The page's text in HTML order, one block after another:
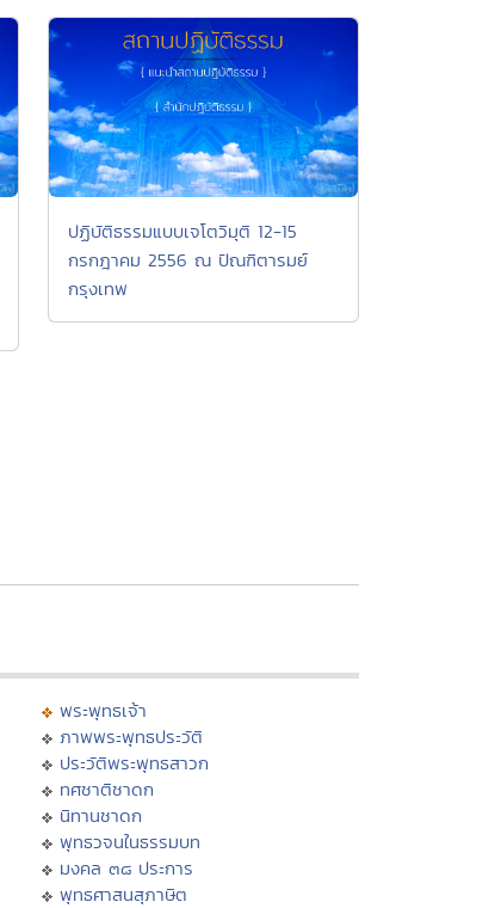
ปฏิบัติธรรมแบบเจโตวิมุติ 12-15
กรกฎาคม 2556 ณ ปัณฑิตารมย์
กรุงเทพ
พระพุทธเจ้า
ภาพพระพุทธประวัติ
ประวัติพระพุทธสาวก
ทศชาติชาดก
นิทานชาดก
พุทธวจนในธรรมบท
มงคล ๓๘ ประการ
พุทธศาสนสุภาษิต